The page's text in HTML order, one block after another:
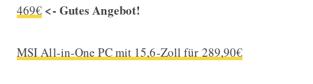
469€ <- Gutes Angebot!
MSI All-in-One PC mit 15,6-Zoll für 289,90€